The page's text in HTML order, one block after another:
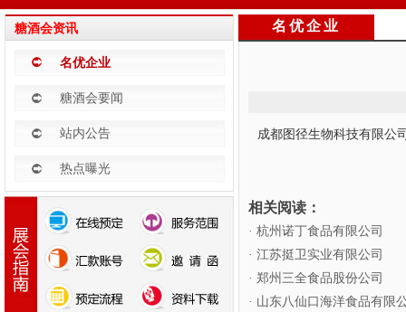
糖酒会资讯
名优企业
糖酒会要闻
站内公告
热点曝光
名优企业
成都图径生物科技有限公
相关阅读：
· 杭州诺丁食品有限公司
· 江苏挺卫实业有限公司
· 郑州三全食品股份公司
· 山东八仙口海洋食品有限